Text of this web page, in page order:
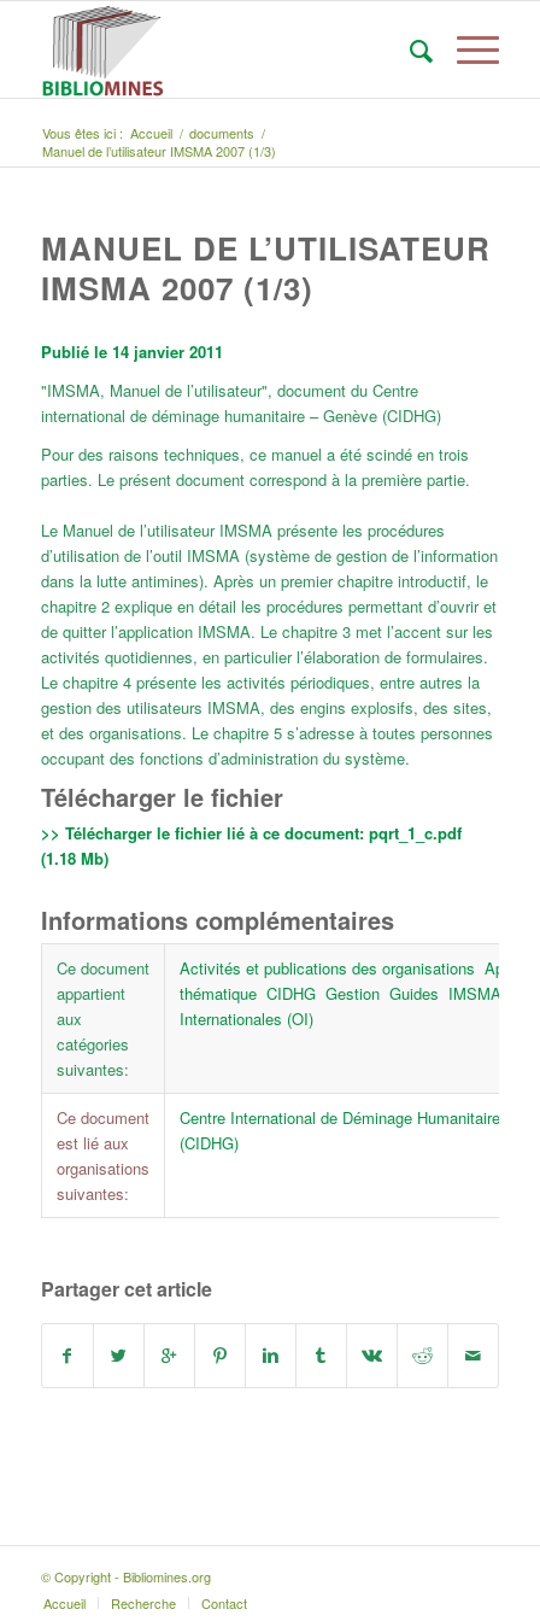
Vous êtes ici : Accueil / documents /
Manuel de l’utilisateur IMSMA 2007 (1/3)
MANUEL DE L’UTILISATEUR
IMSMA 2007 (1/3)
Publié le 14 janvier 2011
"IMSMA, Manuel de l’utilisateur", document du Centre
international de déminage humanitaire – Genève (CIDHG)
Pour des raisons techniques, ce manuel a été scindé en trois
parties. Le présent document correspond à la première partie.
Le Manuel de l’utilisateur IMSMA présente les procédures
d’utilisation de l’outil IMSMA (système de gestion de l’information
dans la lutte antimines). Après un premier chapitre introductif, le
chapitre 2 explique en détail les procédures permettant d’ouvrir et
de quitter l’application IMSMA. Le chapitre 3 met l’accent sur les
activités quotidiennes, en particulier l’élaboration de formulaires.
Le chapitre 4 présente les activités périodiques, entre autres la
gestion des utilisateurs IMSMA, des engins explosifs, des sites,
et des organisations. Le chapitre 5 s’adresse à toutes personnes
occupant des fonctions d’administration du système.
Télécharger le fichier
>> Télécharger le fichier lié à ce document: pqrt_1_c.pdf
(1.18 Mb)
Informations complémentaires
Ce document
appartient
aux
catégories
suivantes:
Activités et publications des organisations
thématique CIDHG Gestion Guides IMSMA
Internationales (OI)
Ce document
est lié aux
organisations
suivantes:
Centre International de Déminage Humanitaire -
(CIDHG)
Partager cet article
© Copyright - Bibliomines.org
Accueil
Recherche Contact